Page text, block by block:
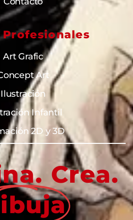
Profesionales
Art Grafic
Art
Ilustración
Infantil
2D y 3D
Crea.